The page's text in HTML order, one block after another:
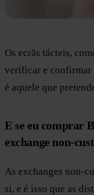
Os ecrãs tácteis,
verificar e confirmar
é aquele que
E se eu comprar
exchange non-
As exchanges non-
si, e é isso que as